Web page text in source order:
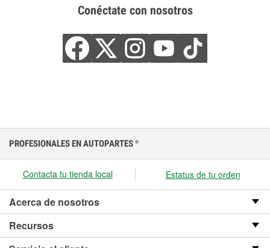
Conéctate con nosotros
PROFESIONALES EN AUTOPARTES ®
Contacta tu tienda local Estatus de tu orden
Acerca de nosotros
Recursos